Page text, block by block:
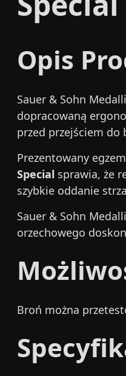
Opis
Sauer & Sohn
dopracowaną
przed przejściem do
Prezentowany
Special sprawia, że
szybkie oddanie
Sauer & Sohn
orzechowego
Broń można